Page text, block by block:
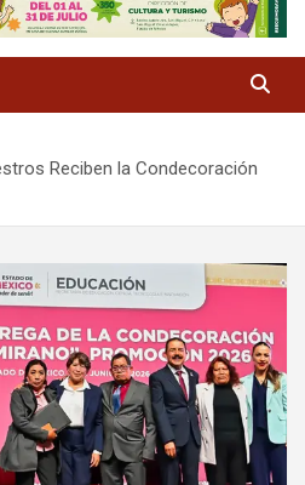
Reciben la Condecoración